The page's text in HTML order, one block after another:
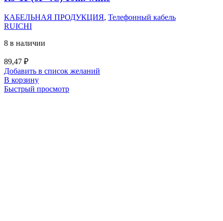
КАБЕЛЬНАЯ ПРОДУКЦИЯ, Телефонный кабель
RUICHI
8 в наличии
89,47 ₽
Добавить в список желаний
В корзину
Быстрый просмотр